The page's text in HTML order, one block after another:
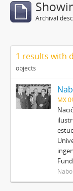
Archival
1 results with
objects
MX